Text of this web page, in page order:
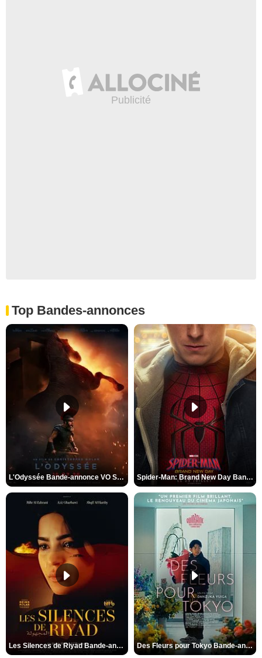
Top Bandes-annonces
L'Odyssée Bande-annonce VO STFR Spider-Man: Brand New Day Bande-annonce VO STFR
Les Silences de Riyad Bande-annonce VO STFR Des Fleurs pour Tokyo Bande-annonce VO STFR